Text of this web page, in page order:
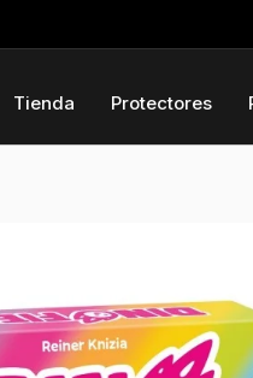
Tienda Protectores